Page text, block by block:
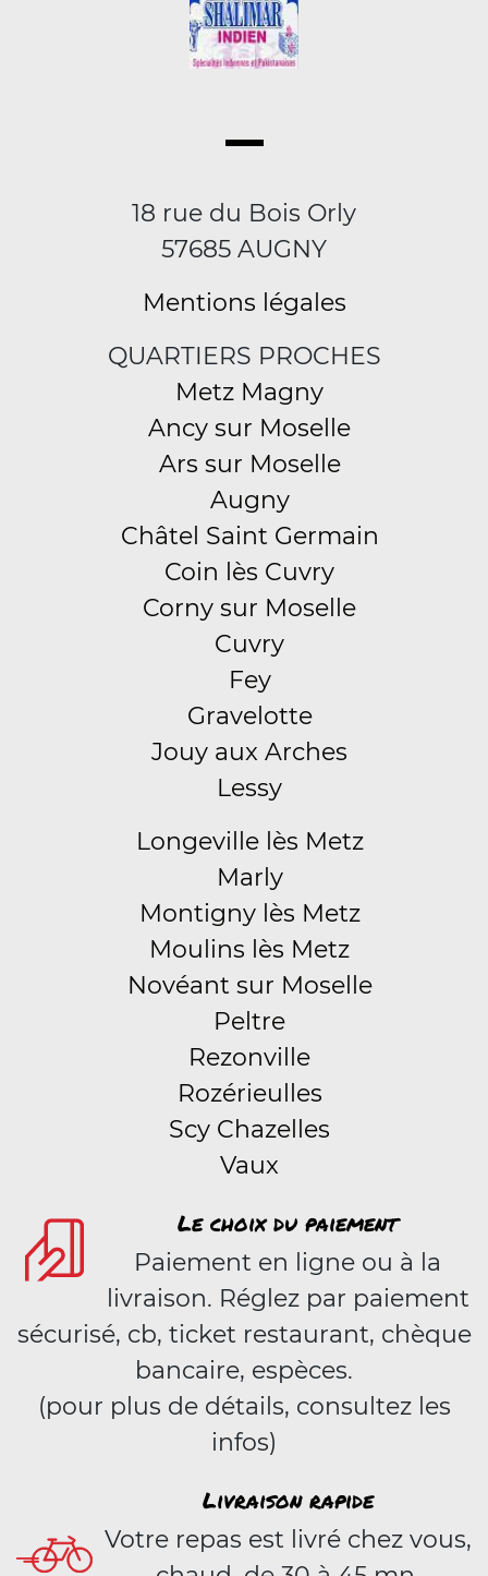
18 rue du Bois Orly
57685 AUGNY
Mentions légales
QUARTIERS PROCHES
Metz Magny
Ancy sur Moselle
Ars sur Moselle
Augny
Châtel Saint Germain
Coin lès Cuvry
Corny sur Moselle
Cuvry
Fey
Gravelotte
Jouy aux Arches
Lessy
Longeville lès Metz
Marly
Montigny lès Metz
Moulins lès Metz
Novéant sur Moselle
Peltre
Rezonville
Rozérieulles
Scy Chazelles
Vaux
Le choix du paiement
Paiement en ligne ou à la
livraison. Réglez par paiement
sécurisé, cb, ticket restaurant, chèque
bancaire, espèces.
(pour plus de détails, consultez les
infos)
Livraison rapide
Votre repas est livré chez vous,